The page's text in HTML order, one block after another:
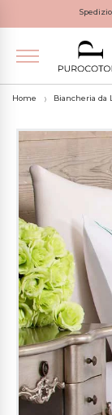
Home Biancheria da